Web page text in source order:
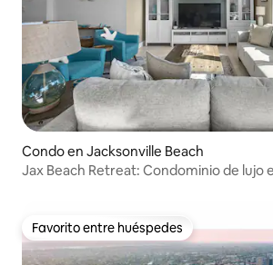
Condo en Jacksonville Beach
Jax Beach Retreat: Condominio de lujo
Favorito entre huéspedes
Favorito entre huéspedes